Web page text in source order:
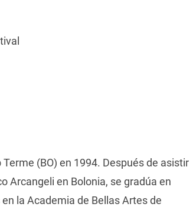
(BO) en 1994. Después de asistir
Arcangeli en Bolonia, se gradúa en
la Academia de Bellas Artes de